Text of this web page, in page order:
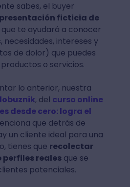
sabes, el buyer
ficticia de
que te ayudará a conocer
necesidades, intereses y
de dolor) que puedes
o servicios.
lo anterior, nuestra
, del curso online
desde cero: logra el
que detrás de
un cliente ideal para una
tienes que recolectar
realesque se
potenciales.